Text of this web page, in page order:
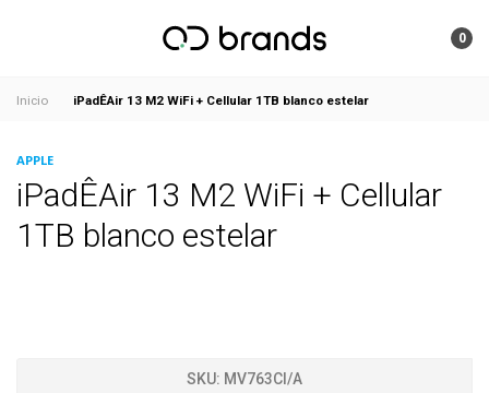
0
Inicio iPadÊAir 13 M2 WiFi + Cellular 1TB blanco estelar
APPLE
iPadÊAir 13 M2 WiFi + Cellular
1TB blanco estelar
SKU: MV763CI/A